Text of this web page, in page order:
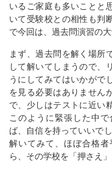
いるご家庭も多いことと
いて受験校との相性も判
で今回は、過去問演習の
まず、過去問を解く場所
して解いてしまうので、
うにしてみてはいかがで
を見る必要はありません
で、少しはテストに近い
このように緊張した中
ば、自信を持っていいで
解いてみて、ほぼ合格
ら、その学校を「押さえ